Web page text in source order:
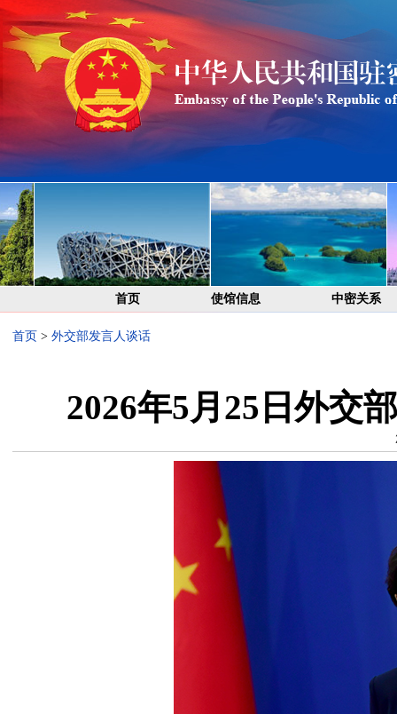
首页 使馆信息 中密关系
首页 > 外交部发言人谈话
2026年5月25日外交